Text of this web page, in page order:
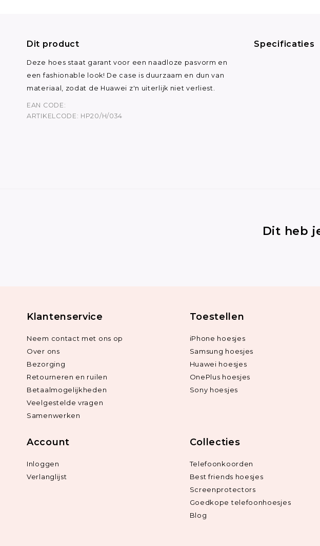
Dit product
Deze hoes staat garant voor een naadloze pasvorm en
een fashionable look! De case is duurzaam en dun van
materiaal, zodat de Huawei z'n uiterlijk niet verliest.
EAN CODE:
ARTIKELCODE: HP20/H/034
Specificaties
Dit heb
Klantenservice
Neem contact met ons op
Over ons
Bezorging
Retourneren en ruilen
Betaalmogelijkheden
Veelgestelde vragen
Samenwerken
Toestellen
iPhone hoesjes
Samsung hoesjes
Huawei hoesjes
OnePlus hoesjes
Sony hoesjes
Account
Inloggen
Verlanglijst
Collecties
Telefoonkoorden
Best friends hoesjes
Screenprotectors
Goedkope telefoonhoesjes
Blog